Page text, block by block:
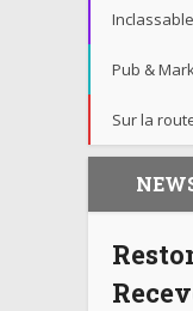
Pub &
Sur la